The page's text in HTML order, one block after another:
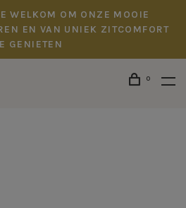
WELKOM OM ONZE MOOIE
EN VAN UNIEK ZITCOMFORT
GENIETEN
0